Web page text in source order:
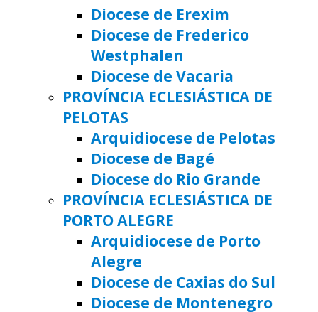
Diocese de Erexim
Diocese de Frederico
Westphalen
Diocese de Vacaria
PROVÍNCIA ECLESIÁSTICA DE
PELOTAS
Arquidiocese de Pelotas
Diocese de Bagé
Diocese do Rio Grande
PROVÍNCIA ECLESIÁSTICA DE
PORTO ALEGRE
Arquidiocese de Porto
Alegre
Diocese de Caxias do Sul
Diocese de Montenegro